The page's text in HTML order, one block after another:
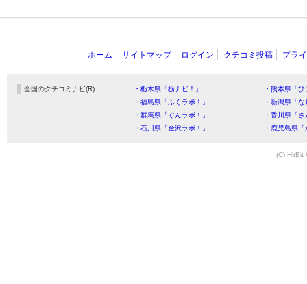
ホーム サイトマップ ログイン クチコミ投稿 プラ
全国のクチコミナビ(R) ・栃木県「栃ナビ！」
・熊本県「
・福島県「ふくラボ！」
・新潟県「
・群馬県「ぐんラボ！」
・香川県「
・石川県「金沢ラボ！」
・鹿児島県
(C) HitBit